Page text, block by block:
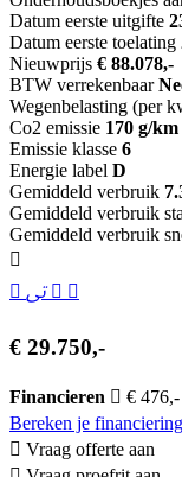
Datum eerste uitgifte
Datum eerste toelating
Nieuwprijs € 88.078,-
BTW verrekenbaar
Wegenbelasting (per
Co2 emissie 170 g/km
Emissie klasse 6
Energie label D
Gemiddeld verbruik
Gemiddeld verbruik
Gemiddeld verbruik
€ 29.750,-
Financieren
€
Bereken je financiering
Vraag offerte aan